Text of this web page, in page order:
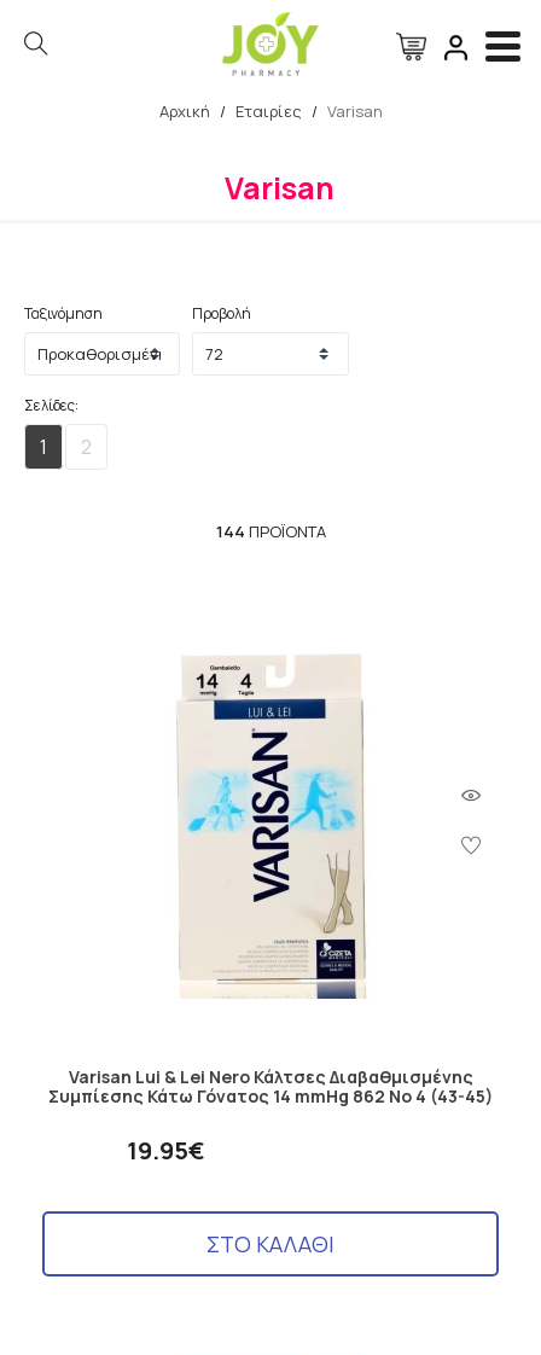
Αρχική / Εταιρίες / Varisan
Varisan
Ταξινόμηση Προβολή
Σελίδες:
1 2
144 ΠΡΟΪΌΝΤΑ
Varisan Lui & Lei Nero Κάλτσες Διαβαθμισμένης
Συμπίεσης Κάτω Γόνατος 14 mmHg 862 No 4 (43-45)
19.95€
ΣΤΟ ΚΑΛΑΘΙ